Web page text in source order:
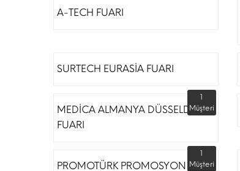
A-TECH FUARI
SURTECH EURASİA FUARI
MEDİCA ALMANYA DÜSSELDORF
FUARI
1
Müşteri
PROMOTÜRK PROMOSYON
1
Müşteri